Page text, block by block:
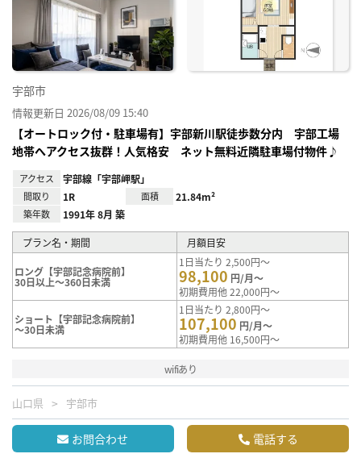
宇部市
情報更新日 2026/08/09 15:40
【オートロック付・駐車場有】宇部新川駅徒歩数分内 宇部工場
地帯へアクセス抜群！人気格安 ネット無料近隣駐車場付物件♪
アクセス 宇部線「宇部岬駅」
間取り 1R 面積 21.84m²
築年数 1991年 8月 築
プラン名・期間 月額目安
ロング【宇部記念病院前】
30日以上～360日未満
1日当たり 2,500円～
98,100 円/月～
初期費用他 22,000円～
ショート【宇部記念病院前】
～30日未満
1日当たり 2,800円～
107,100 円/月～
初期費用他 16,500円～
wifiあり
山口県 宇部市
お問合わせ 電話する